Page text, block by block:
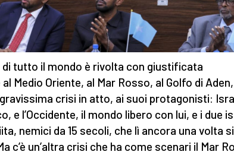
di tutto il mondo è rivolta con giustificata
Medio Oriente, al Mar Rosso, al Golfo di
crisi in atto, ai suoi protagonisti:
e l’Occidente, il mondo libero con lui, e i due
nemici da 15 secoli, che lì ancora una volta si
c’è un’altra crisi che ha come scenari il Mar